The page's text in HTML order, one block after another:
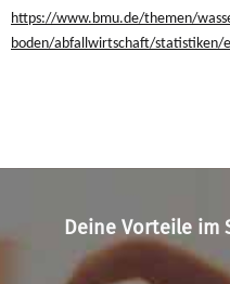
https://www.bmu.de/themen/
boden/abfallwirtschaft/
Deine Vorteile im